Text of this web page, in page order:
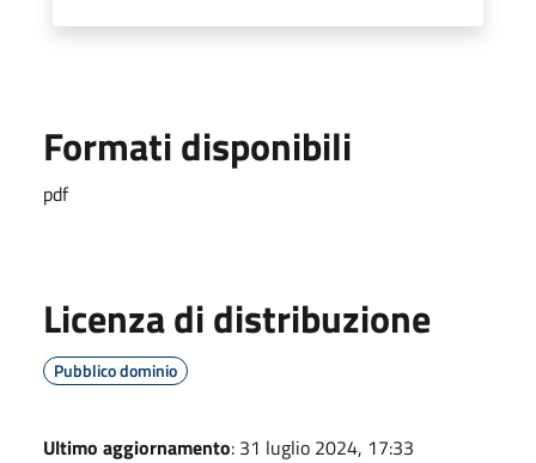
Formati disponibili
pdf
Licenza di distribuzione
Pubblico dominio
Ultimo aggiornamento: 31 luglio 2024, 17:33